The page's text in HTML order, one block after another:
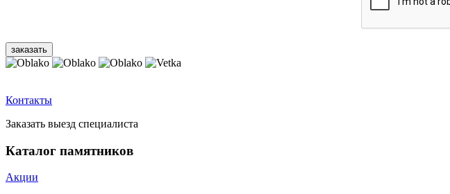
Контакты
Заказать выезд специалиста
Каталог памятников
Акции